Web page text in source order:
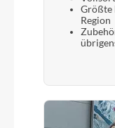
Bosch LED
Suntour
Größte
Region